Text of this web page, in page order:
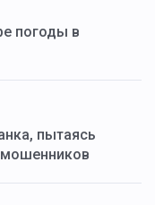
погоды в
пытаясь
мошенников